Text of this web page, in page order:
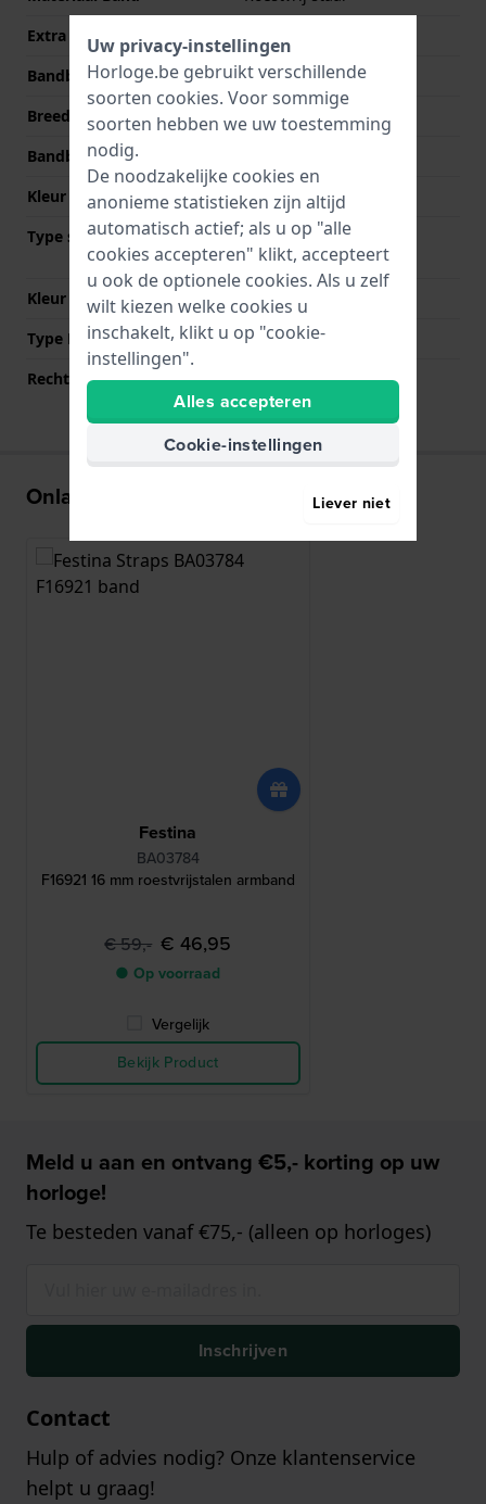
Extra info
Stainless Steel Bracelet
Bandbreedte
16 mm
Breedte bandaanzet
10 mm
Bandbreedte bij sluiting
Kleur Band
Zilver
Type sluiting
Vouwsluiting met
drukknoppen
Kleur sluiting
Zilver
Type Bevestiging
Bandpennen
Rechte aanzet
Nee
Onlangs bekeken
Festina
BA03784
F16921 16 mm roestvrijstalen armband
€ 59,- € 46,95
● Op voorraad
Vergelijk
Bekijk Product
Meld u aan en ontvang €5,- korting op uw
horloge!
Te besteden vanaf €75,- (alleen op horloges)
Inschrijven
Contact
Hulp of advies nodig? Onze klantenservice
helpt u graag!
Uw privacy-instellingen
Horloge.be gebruikt verschillende
soorten cookies. Voor sommige
soorten hebben we uw toestemming
nodig.
De noodzakelijke cookies en
anonieme statistieken zijn altijd
automatisch actief; als u op "alle
cookies accepteren" klikt, accepteert
u ook de optionele cookies. Als u zelf
wilt kiezen welke cookies u
inschakelt, klikt u op "cookie-
instellingen".
Alles accepteren
Cookie-instellingen
Liever niet